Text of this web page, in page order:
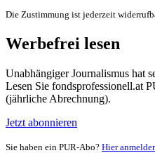
Die Zustimmung ist jederzeit
Werbefrei lesen
Unabhängiger Journalismus hat
Lesen Sie fondsprofessionell.at
(jährliche Abrechnung).
Jetzt abonnieren
Sie haben ein PUR-Abo? Hier